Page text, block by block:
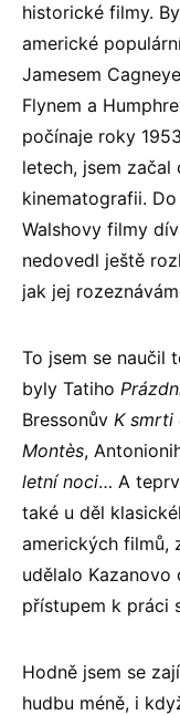
historické filmy.
americké
Jamesem
Flynem a
počínaje roky
letech, jsem
kinematografii.
Walshovy filmy
nedovedl ještě
jak jej
To jsem se naučil
byly Tatiho
Bressonův K smrti
Montès,
letní noci… A
také u děl
amerických filmů,
udělalo Kazanovo
přístupem k práci
Hodně jsem se
hudbu méně, i